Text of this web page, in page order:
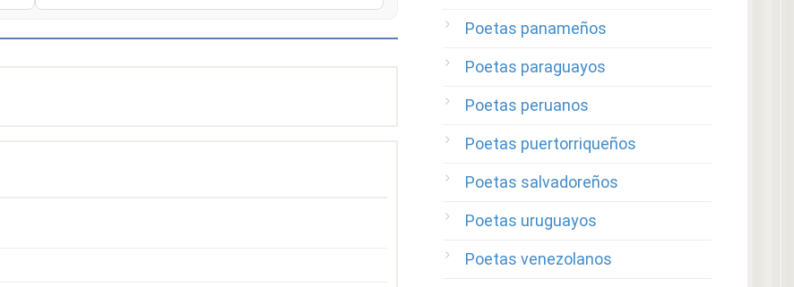
Poetas panameños
Poetas paraguayos
Poetas peruanos
Poetas puertorriqueños
Poetas salvadoreños
Poetas uruguayos
Poetas venezolanos